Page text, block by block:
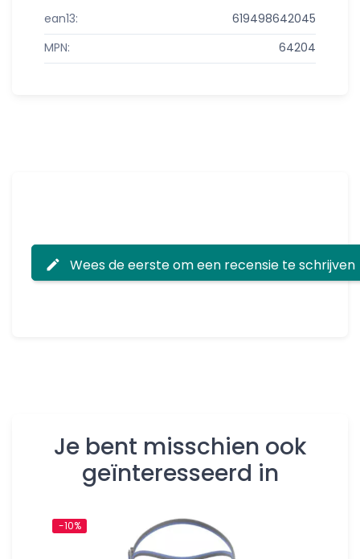
ean13:
619498642045
MPN:
64204
Wees de eerste om een recensie te schrijven
Je bent misschien ook
geïnteresseerd in
-10%